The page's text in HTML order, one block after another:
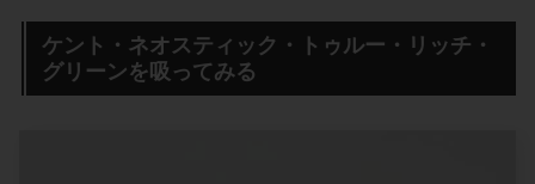
ケント・ネオスティック・トゥルー・リッチ・
グリーンを吸ってみる